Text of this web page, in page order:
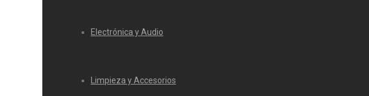
Electrónica y Audio
Limpieza y Accesorios